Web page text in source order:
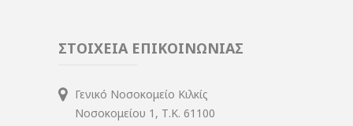
ΣΤΟΙΧΕΙΑ ΕΠΙΚΟΙΝΩΝΙΑΣ
Γενικό Νοσοκομείο Κιλκίς
Νοσοκομείου 1, Τ.Κ. 61100